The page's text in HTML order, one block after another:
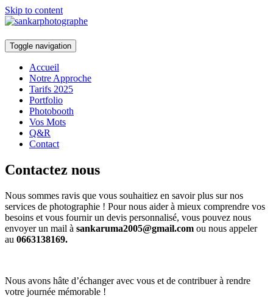
Skip to content
Toggle navigation
Accueil
Notre Approche
Tarifs 2025
Portfolio
Photobooth
Vos Mots
Q&R
Contact
Contactez nous
Nous sommes ravis que vous souhaitiez en savoir plus sur nos
services de photographie ! Pour nous aider à mieux comprendre vos
besoins et vous fournir un devis personnalisé, vous pouvez nous
envoyer un mail à sankaruma2005@gmail.com ou nous appeler
au 0663138169.
Nous avons hâte d’échanger avec vous et de contribuer à rendre
votre journée mémorable !